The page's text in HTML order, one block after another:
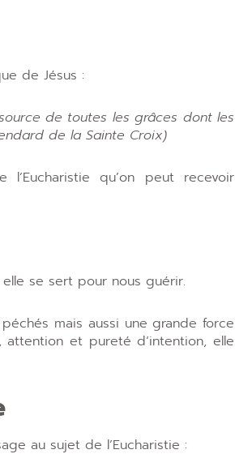
de Jésus :
de toutes les grâces dont les
de la Sainte Croix)
qu’on peut recevoir
se sert pour nous guérir.
mais aussi une grande force
attention et pureté d’intention, elle
au sujet de l’Eucharistie :